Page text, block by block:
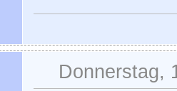
Donnerstag,